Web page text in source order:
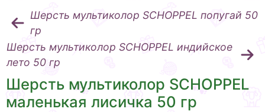
Шерсть мультиколор SCHOPPEL попугай 50
гр
Шерсть мультиколор SCHOPPEL индийское
лето 50 гр
Шерсть мультиколор SCHOPPEL
маленькая лисичка 50 гр